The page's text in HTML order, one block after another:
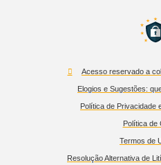
Acesso reservado a
Elogios e Sugestões:
Política de Privacidade
Política de
Termos de
Resolução Alternativa de